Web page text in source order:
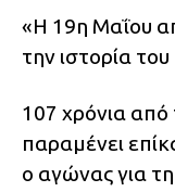
«Η 19η Μαΐου
την ιστορία
107 χρόνια
παραμένει
ο αγώνας για